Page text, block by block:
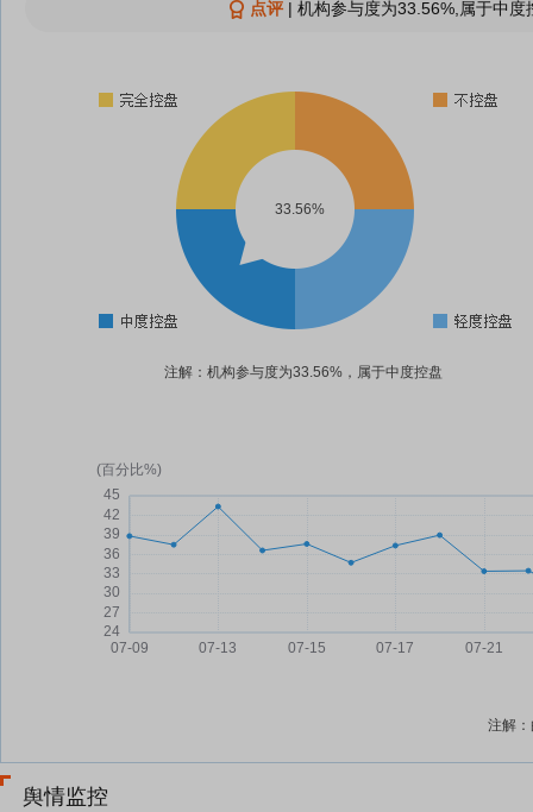
点评| 机构参与度为33.56%,属于中
33.56%
注解：机构参与度为33.56%，属于中度控盘
注解
舆情监控